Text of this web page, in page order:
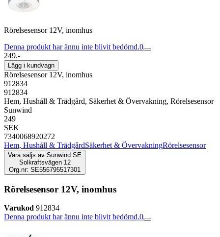
Rörelsesensor 12V, inomhus
Denna produkt har ännu inte blivit bedömd.0
249.-
Lägg i kundvagn
Rörelsesensor 12V, inomhus
912834
912834
Hem, Hushåll & Trädgård, Säkerhet & Övervakning, Rörelsesensor
Sunwind
249
SEK
7340068920272
Hem, Hushåll & TrädgårdSäkerhet & ÖvervakningRörelsesensor
Vara säljs av Sunwind SE
Solkraftsvägen 12
Org.nr: SE556795517301
Rörelsesensor 12V, inomhus
Varukod 912834
Denna produkt har ännu inte blivit bedömd.0